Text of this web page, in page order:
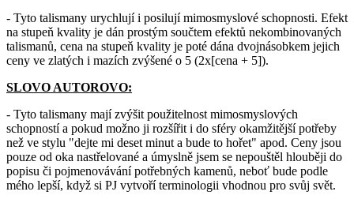
- Tyto talismany urychlují i posilují mimosmyslové schopnosti. Efekt
na stupeň kvality je dán prostým součtem efektů nekombinovaných
talismanů, cena na stupeň kvality je poté dána dvojnásobkem jejich
ceny ve zlatých i mazích zvýšené o 5 (2x[cena + 5]).
SLOVO AUTOROVO:
- Tyto talismany mají zvýšit použitelnost mimosmyslových
schopností a pokud možno ji rozšířit i do sféry okamžitější potřeby
než ve stylu "dejte mi deset minut a bude to hořet" apod. Ceny jsou
pouze od oka nastřelované a úmyslně jsem se nepouštěl hlouběji do
popisu či pojmenovávání potřebných kamenů, neboť bude podle
mého lepší, když si PJ vytvoří terminologii vhodnou pro svůj svět.